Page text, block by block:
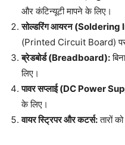
और कंटिन्यूटी मापने के लिए।
सोल्डरिंग आयरन
(Printed Circuit Board)
ब्रेडबोर्ड (Breadboard):
लिए।
पावर सप्लाई (DC Power
के लिए।
वायर स्ट्रिपर और कटर्स:तारों